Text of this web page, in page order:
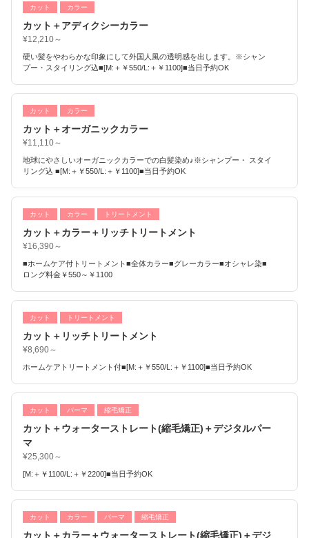
カット カラー
カット＋アディクシーカラー
¥12,210～
硬い髪をやわらかな印象にして外国人風の透明感を出します。※シャン
プー・スタイリング込■[M:＋￥550/L:＋￥1100]■当日予約OK
カット カラー
カット＋オーガニックカラー
¥11,110～
地球にやさしいオーガニックカラーでの白髪染め♪※シャンプー・ スタイ
リング込 ■[M:＋￥550/L:＋￥1100]■当日予約OK
カット カラー トリートメント
カット＋カラー＋リッチトリートメント
¥16,390～
■ホームケア付トリートメント■全体カラー■グレーカラー■オシャレ染■
ロング料金￥550～￥1100
カット トリートメント
カット＋リッチトリートメント
¥8,690～
ホームケアトリートメント付■[M:＋￥550/L:＋￥1100]■当日予約OK
カット パーマ 縮毛矯正
カット＋ウォーターストレート(縮毛矯正)＋デジタルパー
マ
¥25,300～
[M:＋￥1100/L:＋￥2200]■当日予約OK
カット カラー パーマ 縮毛矯正
カット＋カラー＋ウォーターストレート(縮毛矯正)＋デジ